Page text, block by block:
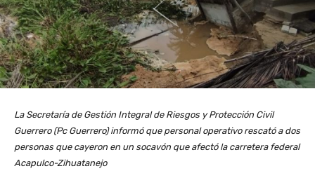
La Secretaría de Gestión Integral de Riesgos y Protección Civil
Guerrero (Pc Guerrero) informó que personal operativo rescató a dos
personas que cayeron en un socavón que afectó la carretera federal
Acapulco-Zihuatanejo